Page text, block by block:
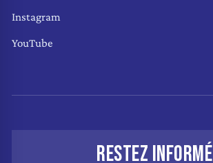
Instagram
YouTube
RESTEZ INFORMÉ